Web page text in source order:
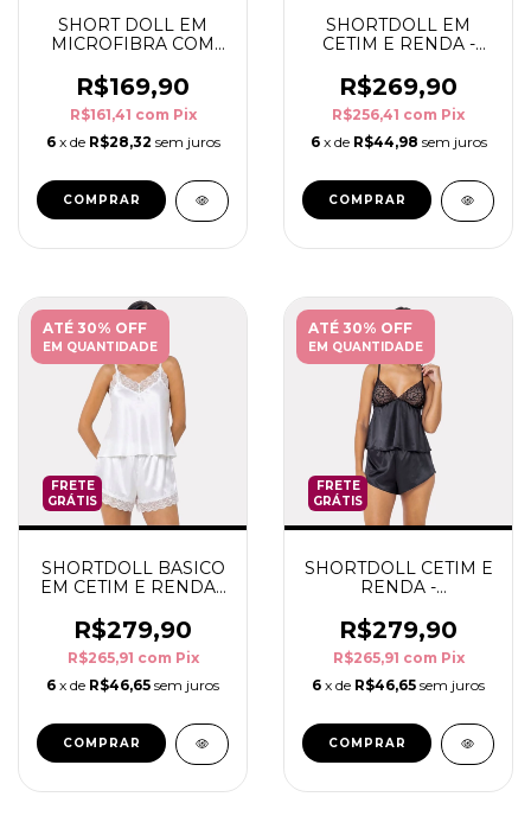
SHORT DOLL EM
MICROFIBRA COM
PELE
R$169,90
R$161,41 com Pix
6 x de R$28,32 sem juros
COMPRAR
SHORTDOLL EM
CETIM E RENDA -
R$269,90
R$256,41 com Pix
6 x de R$44,98 sem juros
COMPRAR
ATÉ 30% OFF
EM QUANTIDADE
FRETE
GRÁTIS
SHORTDOLL BASICO
EM CETIM E RENDA -
R$279,90
R$265,91 com Pix
6 x de R$46,65 sem juros
COMPRAR
ATÉ 30% OFF
EM QUANTIDADE
FRETE
GRÁTIS
SHORTDOLL CETIM E
RENDA -
R$279,90
R$265,91 com Pix
6 x de R$46,65 sem juros
COMPRAR